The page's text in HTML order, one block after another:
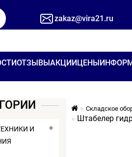
zakaz@vira21.ru
ОТЗЫВЫАКЦИИЦЕНЫ
И
Складское
Штабелер